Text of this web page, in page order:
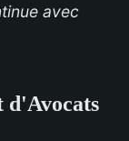
avec
d'Avocats